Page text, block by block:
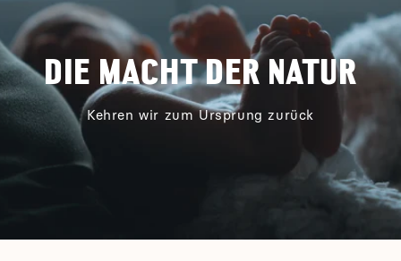
DIE MACHT DER NATUR
Kehren wir zum Ursprung zurück